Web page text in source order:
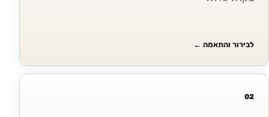
לבירור והתאמה ←
02